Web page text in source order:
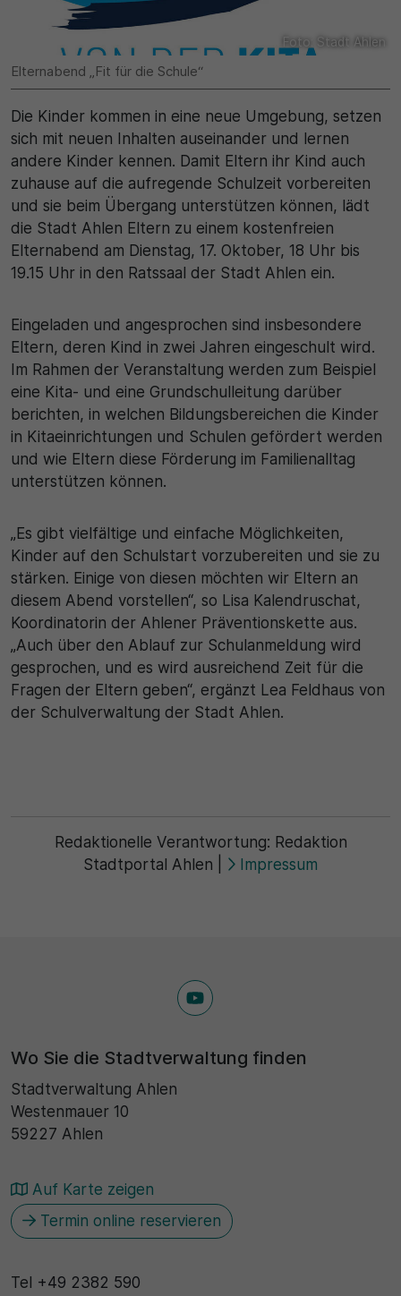
Foto: Stadt Ahlen
Elternabend „Fit für die Schule“
Die Kinder kommen in eine neue Umgebung, setzen
sich mit neuen Inhalten auseinander und lernen
andere Kinder kennen. Damit Eltern ihr Kind auch
zuhause auf die aufregende Schulzeit vorbereiten
und sie beim Übergang unterstützen können, lädt
die Stadt Ahlen Eltern zu einem kostenfreien
Elternabend am Dienstag, 17. Oktober, 18 Uhr bis
19.15 Uhr in den Ratssaal der Stadt Ahlen ein.
Eingeladen und angesprochen sind insbesondere
Eltern, deren Kind in zwei Jahren eingeschult wird.
Im Rahmen der Veranstaltung werden zum Beispiel
eine Kita- und eine Grundschulleitung darüber
berichten, in welchen Bildungsbereichen die Kinder
in Kitaeinrichtungen und Schulen gefördert werden
und wie Eltern diese Förderung im Familienalltag
unterstützen können.
„Es gibt vielfältige und einfache Möglichkeiten,
Kinder auf den Schulstart vorzubereiten und sie zu
stärken. Einige von diesen möchten wir Eltern an
diesem Abend vorstellen“, so Lisa Kalendruschat,
Koordinatorin der Ahlener Präventionskette aus.
„Auch über den Ablauf zur Schulanmeldung wird
gesprochen, und es wird ausreichend Zeit für die
Fragen der Eltern geben“, ergänzt Lea Feldhaus von
der Schulverwaltung der Stadt Ahlen.
Redaktionelle Verantwortung: Redaktion
Stadtportal Ahlen
Impressum
Wo Sie die Stadtverwaltung finden
Stadtverwaltung Ahlen
Westenmauer 10
59227 Ahlen
Auf Karte zeigen
Termin online reservieren
Tel +49 2382 590
Name
Anbieter
Cookie Consent / Ahlen
Laufzeit
1 Jahr
Zweck
Dieser Wert speichert Ihre Consent-Einstellungen.
Einstellungen, falls der Webseiten-Betreiber dies
eingestellt hat.
Matomo
Laufzeit
1 Jahr
Wird für statistische Zwecke verwendet, um Details
wie die eindeutige Besucher-ID zu speichern.
Name
_pk_ses\..*$
Anbieter
Matomo
Laufzeit
30 Minuten
Zweck
vorübergehende Daten des Besuchs zu speichern.